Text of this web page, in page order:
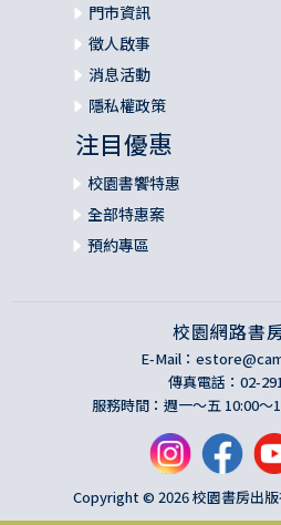
門市資訊
徵人啟事
消息活動
隱私權政策
注目優惠
校園書饗特惠
全部特惠案
預約專區
校園網路書
E-Mail：
傳真電話：02-
服務時間：週一～五 10:00～
Copyright © 2026 校園書房出